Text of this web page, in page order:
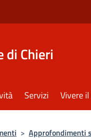
di Chieri
Servizi Vivere
> Approfondimenti